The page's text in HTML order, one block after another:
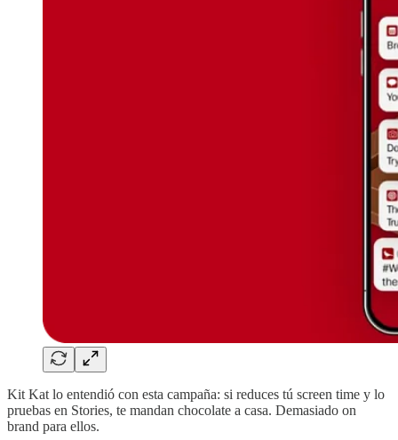
Kit Kat lo entendió con esta campaña: si reduces tú screen time y lo
pruebas en Stories, te mandan chocolate a casa. Demasiado on
brand para ellos.